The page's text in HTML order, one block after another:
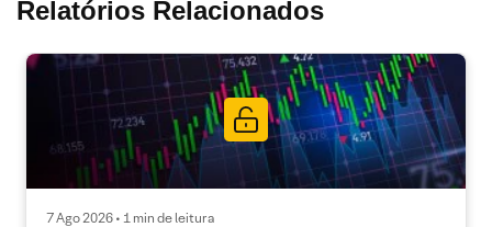
Relatórios Relacionados
7 Ago 2026 • 1 min de leitura